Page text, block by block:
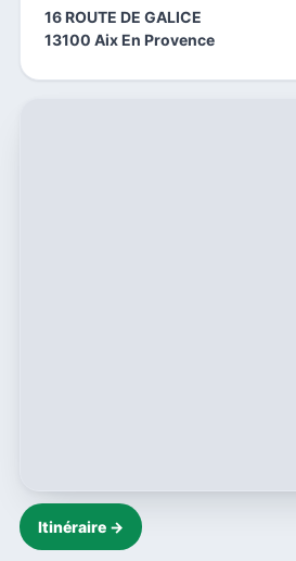
16 ROUTE DE GALICE
13100 Aix En Provence
Itinéraire →